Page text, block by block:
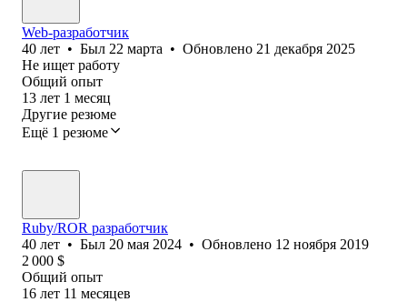
Web-разработчик
40 лет • Был 22 марта • Обновлено 21 декабря 2025
Не ищет работу
Общий опыт
13 лет 1 месяц
Другие резюме
Ещё 1 резюме
Ruby/ROR разработчик
40 лет • Был 20 мая 2024 • Обновлено 12 ноября 2019
2 000 $
Общий опыт
16 лет 11 месяцев